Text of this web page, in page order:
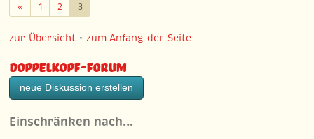
«Zurück
1 2 3
zur Übersicht •zum Anfang der Seite
Doppelkopf-Forum
neue Diskussion erstellen
Einschränken nach…